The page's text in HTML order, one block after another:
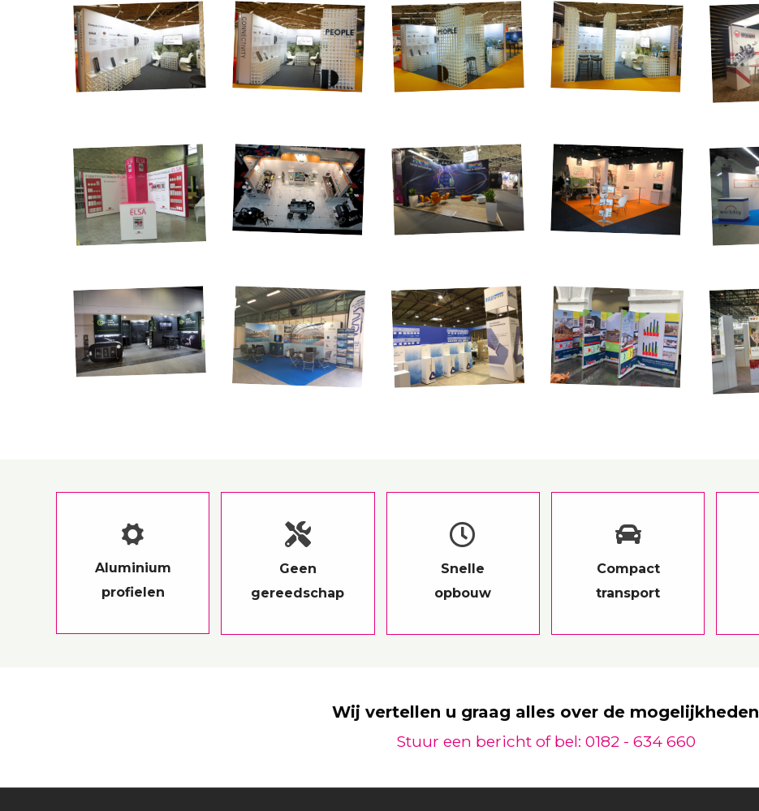
Aluminium
profielen
Geen
gereedschap
Snelle
opbouw
Compact
transport
Wij vertellen u graag alles over de mogelijkheden
Stuur een bericht of bel: 0182 - 634 660